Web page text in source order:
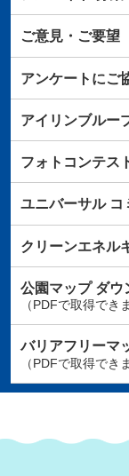
ご意見・ご要望
アンケートにご
アイリンブルー
フォトコンテス
ユニバーサルコ
クリーンエネル
公園マップダウ
（PDFで取得でき
バリアフリーマ
（PDFで取得でき